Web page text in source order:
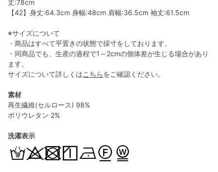
丈:78cm
【42】身丈:64.3cm 身幅:48cm 肩幅:36.5cm 袖丈:61.5cm
※サイズについて
・商品はすべて平置きの状態で採寸をしております。
・同商品でも、生産の過程で1～2cmの個体差が生じる場合があり
ます。
サイズについて詳しくはこちらをご確認ください。
素材
再生繊維(セルロース) 98%
ポリウレタン 2%
洗濯表示